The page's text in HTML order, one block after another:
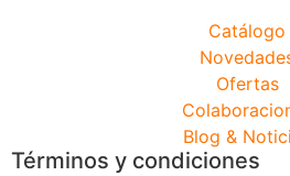
Catálogo
Ofertas
Blog &
Términos y condiciones